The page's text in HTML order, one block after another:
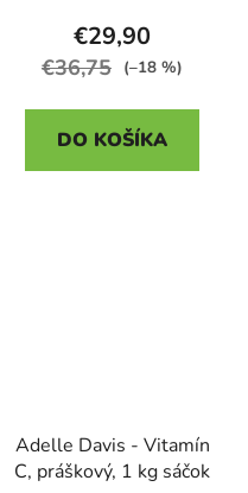
produktu
je
5
€29,90
€36,75 (–18 %)
DO KOŠÍKA
Adelle Davis - Vitamín
C, práškový, 1 kg sáčok